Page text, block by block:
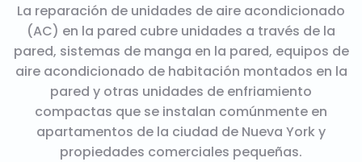
La reparación de unidades de aire acondicionado
(AC) en la pared cubre unidades a través de la
pared, sistemas de manga en la pared, equipos de
aire acondicionado de habitación montados en la
pared y otras unidades de enfriamiento
compactas que se instalan comúnmente en
apartamentos de la ciudad de Nueva York y
propiedades comerciales pequeñas.